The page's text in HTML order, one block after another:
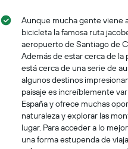
Aunque mucha gente viene
bicicleta la famosa ruta
aeropuerto de Santiago de
Además de estar cerca de
está cerca de una serie de
algunos destinos
paisaje es increíblemente
España y ofrece muchas
naturaleza y explorar las
lugar. Para acceder a lo
una forma estupenda de